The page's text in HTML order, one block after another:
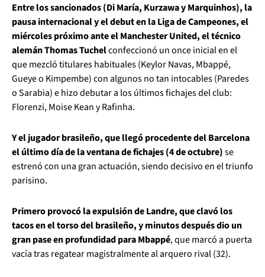
Entre los sancionados (Di María, Kurzawa y Marquinhos), la
pausa internacional y el debut en la Liga de Campeones, el
miércoles próximo ante el Manchester United, el técnico
alemán Thomas Tuchelconfeccionó un once inicial en el
que mezcló titulares habituales (Keylor Navas, Mbappé,
Gueye o Kimpembe) con algunos no tan intocables (Paredes
o Sarabia) e hizo debutar a los últimos fichajes del club:
Florenzi, Moise Kean y Rafinha.
Y el jugador brasileño, que llegó procedente del Barcelona
el último día de la ventana de fichajes (4 de octubre)se
estrenó con una gran actuación, siendo decisivo en el triunfo
parisino.
Primero provocó la expulsión de Landre, que clavó los
tacos en el torso del brasileño, y minutos después dio un
gran pase en profundidad para Mbappé, que marcó a puerta
vacía tras regatear magistralmente al arquero rival (32).